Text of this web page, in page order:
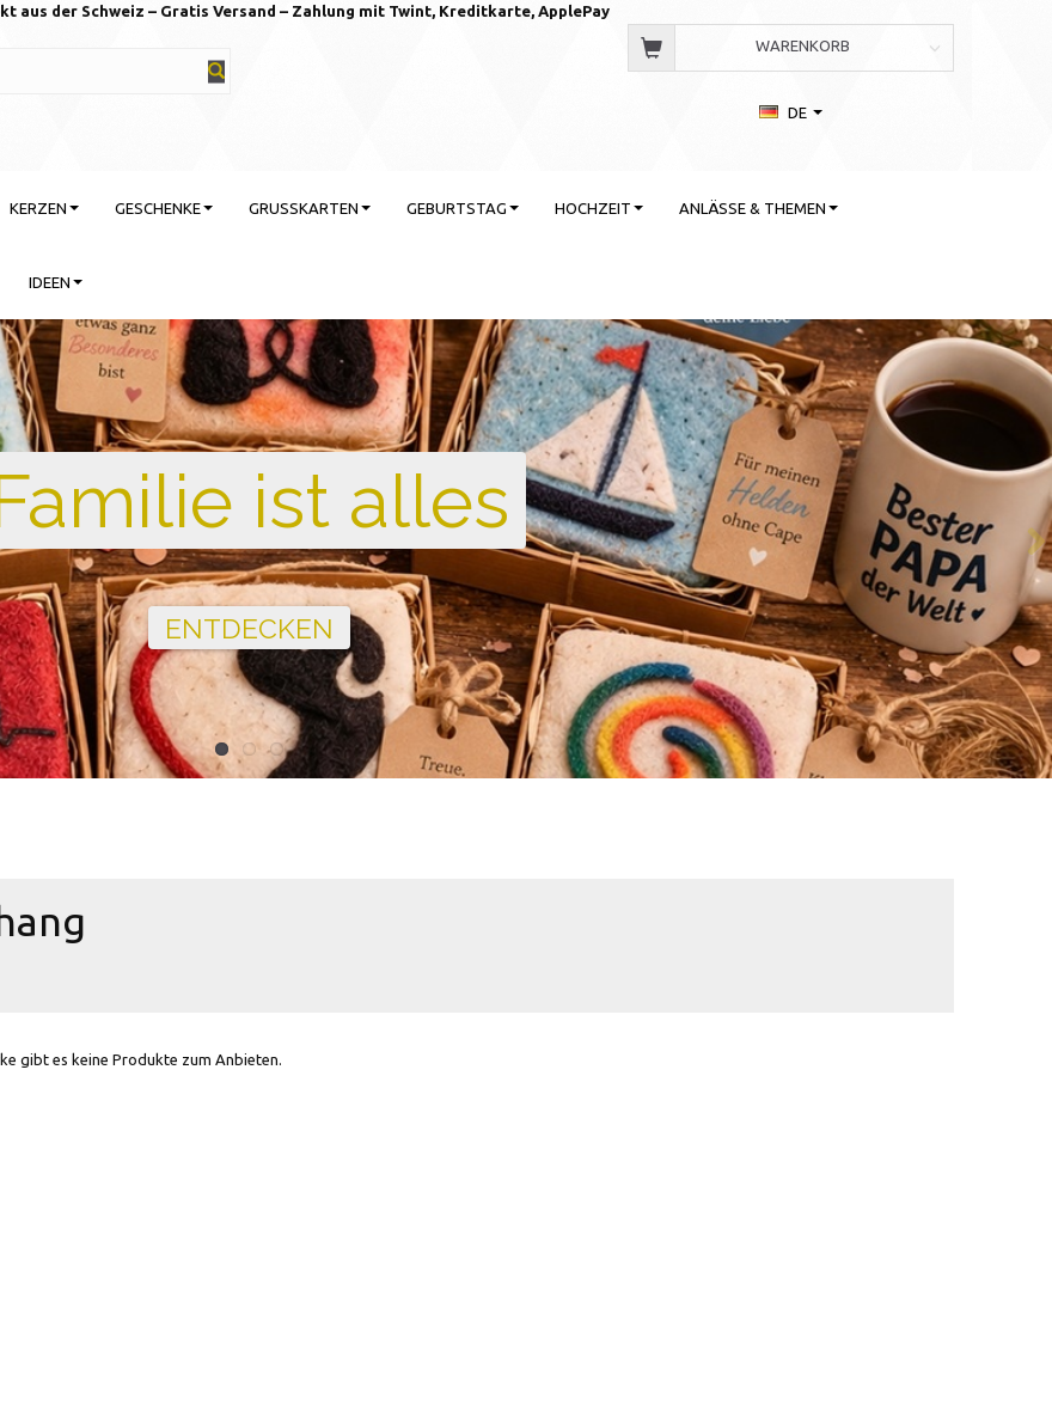
aus der Schweiz – Gratis Versand – Zahlung mit Twint, Kreditkarte, ApplePay
WARENKORB
DE
KERZEN GESCHENKE GRUSSKARTEN GEBURTSTAG HOCHZEIT ANLÄSSE & THEMEN
IDEEN
feiern mit Stil
Ballons · Tischdeko · Karten · Zahlen
GEBURTSTAGSDEKO ENTDECKEN
gibt es keine Produkte zum Anbieten.